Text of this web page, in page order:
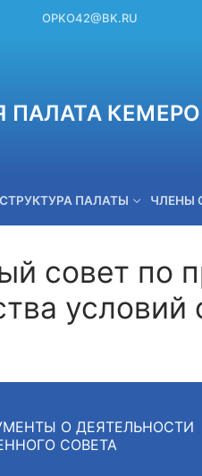
OPKO42@BK.RU
ПАЛАТА
СТРУКТУРА ПАЛАТЫ ЧЛЕНЫ
OPKO42@BK.RU
совет по
О ДЕЯТЕЛЬНОСТИ
СОВЕТА